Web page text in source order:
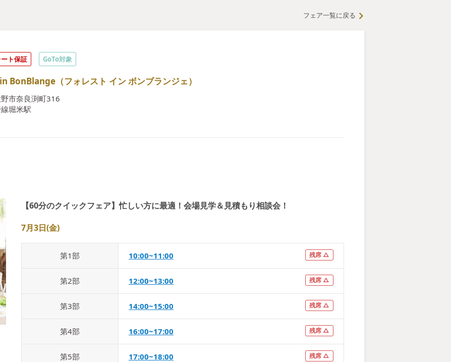
フェア一覧に戻る
ト保証 GoTo対象
BonBlange（フォレスト イン ボンブランジェ）
市奈良渕町316
堀米駅
【60分のクイックフェア】忙しい方に最適！会場見学＆見積もり相談会！
7月3日(金)
第1部 10:00~11:00 残席 △
第2部 12:00~13:00 残席 △
第3部 14:00~15:00 残席 △
第4部 16:00~17:00 残席 △
第5部 17:00~18:00 残席 △